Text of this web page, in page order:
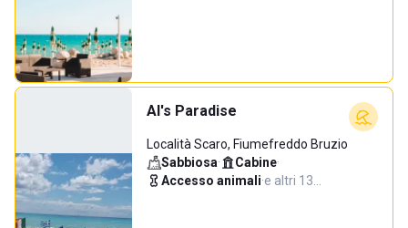
Al's Paradise
Località Scaro, Fiumefreddo Bruzio
Sabbiosa· Cabine·
Accesso animali·e altri 13…